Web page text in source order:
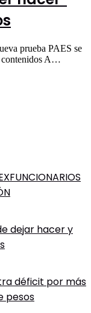
prueba PAES se
contenidos A…
dejar hacer y
déficit por más
pesos